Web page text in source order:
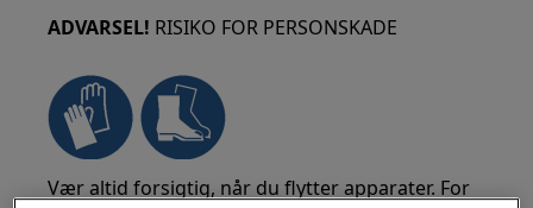
ADVARSEL! RISIKO FOR PERSONSKADE
Vær altid forsigtig, når du flytter apparater. For